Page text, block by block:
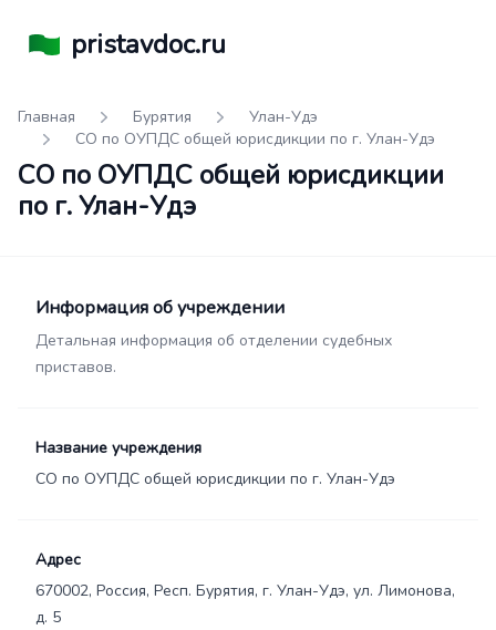
pristavdoc.ru
Главная Бурятия
Улан-Удэ
СО по ОУПДС общей юрисдикции по г. Улан-Удэ
СО по ОУПДС общей юрисдикции
по г. Улан-Удэ
Информация об учреждении
Детальная информация об отделении судебных
приставов.
Название учреждения
СО по ОУПДС общей юрисдикции по г. Улан-Удэ
Адрес
670002, Россия, Респ. Бурятия, г. Улан-Удэ, ул. Лимонова,
д. 5